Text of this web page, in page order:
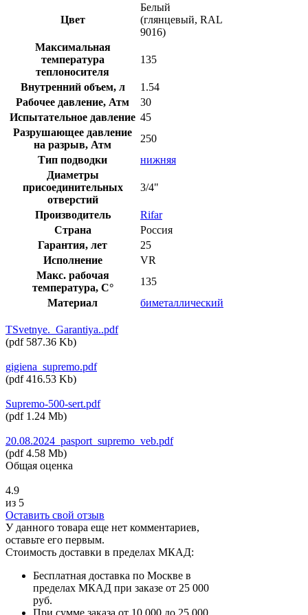
Цвет
Белый
(глянцевый, RAL
9016)
Максимальная
температура
теплоносителя
135
Внутренний объем, л
1.54
Рабочее давление, Атм
30
Испытательное давление 45
Разрушающее давление
на разрыв, Атм
250
Тип подводки
нижняя
Диаметры
присоединительных
отверстий
3/4"
Производитель
Rifar
Страна
Россия
Гарантия, лет
25
Исполнение
VR
Макс. рабочая
температура, C°
135
Материал
биметаллический
TSvetnye._Garantiya..pdf
(pdf 587.36 Kb)
gigiena_supremo.pdf
(pdf 416.53 Kb)
Supremo-500-sert.pdf
(pdf 1.24 Mb)
20.08.2024_pasport_supremo_veb.pdf
(pdf 4.58 Mb)
Общая оценка
4.9
из 5
Оставить свой отзыв
У данного товара еще нет комментариев,
оставьте его первым.
Стоимость доставки в пределах МКАД:
Бесплатная доставка по Москве в
пределах МКАД при заказе от 25 000
руб.
При сумме заказа от 10 000 до 25 000